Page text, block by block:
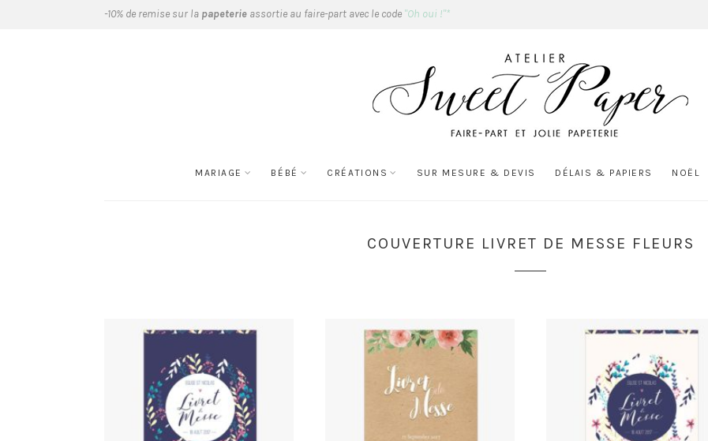
-10% de remise sur la papeterie assortie au faire-part avec le code "Oh oui !"*
MARIAGE BÉBÉ CRÉATIONS SUR MESURE & DEVIS DÉLAIS & PAPIERS NOËL
COUVERTURE LIVRET DE MESSE FLEURS